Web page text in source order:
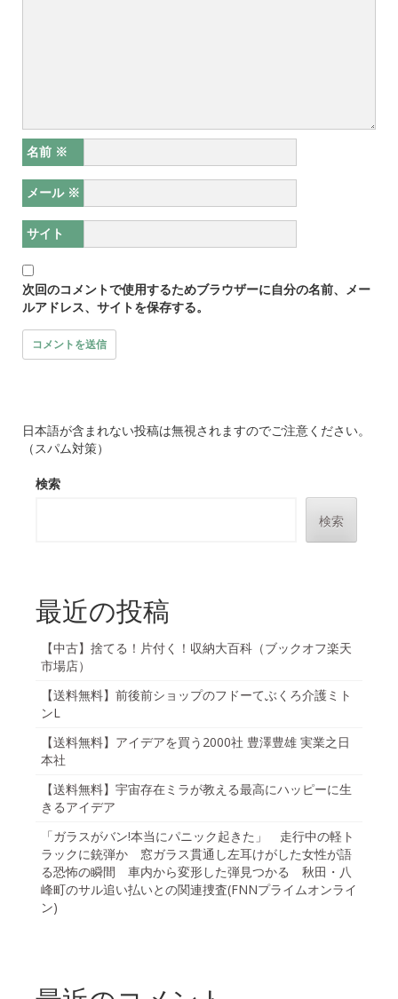
名前 ※
メール ※
サイト
次回のコメントで使用するためブラウザーに自分の名前、メー
ルアドレス、サイトを保存する。
日本語が含まれない投稿は無視されますのでご注意ください。
（スパム対策）
検索
検索
最近の投稿
【中古】捨てる！片付く！収納大百科（ブックオフ楽天
市場店）
【送料無料】前後前ショップのフドーてぶくろ介護ミト
ンL
【送料無料】アイデアを買う2000社 豊澤豊雄 実業之日
本社
【送料無料】宇宙存在ミラが教える最高にハッピーに生
きるアイデア
「ガラスがバン!本当にパニック起きた」 走行中の軽ト
ラックに銃弾か 窓ガラス貫通し左耳けがした女性が語
る恐怖の瞬間 車内から変形した弾見つかる 秋田・八
峰町のサル追い払いとの関連捜査(FNNプライムオンライ
ン)